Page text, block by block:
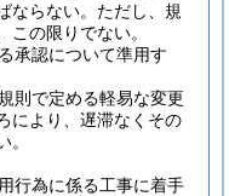
ならない。 ただし、規
この限りでない。
承認について準用す
則で定める軽易な変更
により、遅滞なくその
。
行為に係る工事に着手